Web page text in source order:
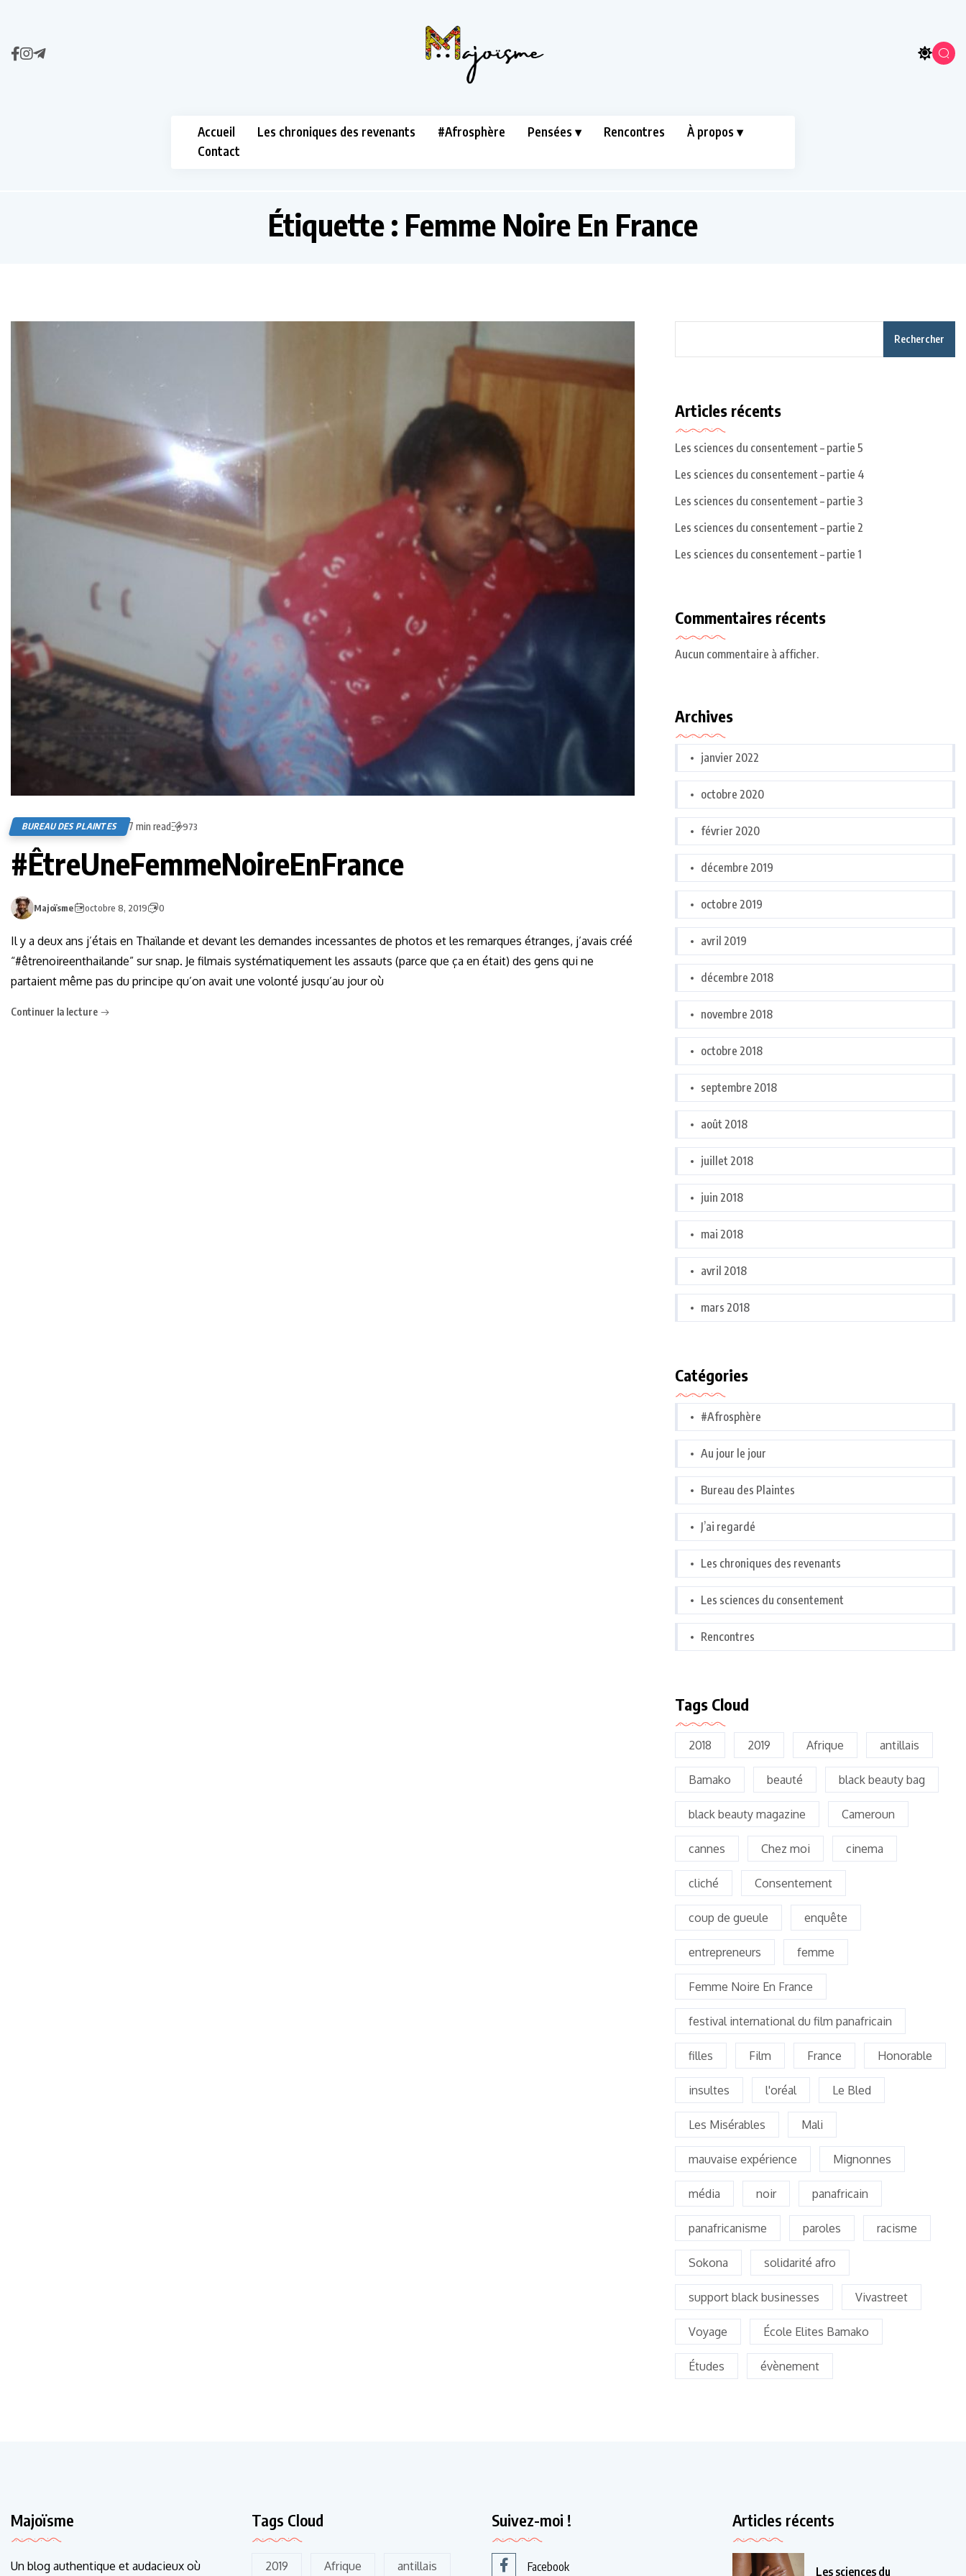
Accueil Les chroniques des revenants #Afrosphère Pensées ▾ Rencontres
À propos ▾
Contact
Étiquette : Femme Noire En France
BUREAU DES PLAINTES 7 min read 973
#ÊtreUneFemmeNoireEnFrance
Majoïsme octobre 8, 2019 0
Il y a deux ans j’étais en Thaïlande et devant les demandes incessantes de photos et les remarques étranges, j’avais créé
“#êtrenoireenthailande” sur snap. Je filmais systématiquement les assauts (parce que ça en était) des gens qui ne
partaient même pas du principe qu’on avait une volonté jusqu’au jour où
Continuer la lecture
Rechercher
Articles récents
Les sciences du consentement – partie 5
Les sciences du consentement – partie 4
Les sciences du consentement – partie 3
Les sciences du consentement – partie 2
Les sciences du consentement – partie 1
Commentaires récents
Aucun commentaire à afficher.
Archives
janvier 2022
octobre 2020
février 2020
décembre 2019
octobre 2019
avril 2019
décembre 2018
novembre 2018
octobre 2018
septembre 2018
août 2018
juillet 2018
juin 2018
mai 2018
avril 2018
mars 2018
Catégories
#Afrosphère
Au jour le jour
Bureau des Plaintes
J’ai regardé
Les chroniques des revenants
Les sciences du consentement
Rencontres
Tags Cloud
2018 2019 Afrique antillais
Bamako beauté black beauty bag
black beauty magazine Cameroun
cannes Chez moi cinema
cliché Consentement
coup de gueule enquête
entrepreneurs femme
Femme Noire En France
festival international du film panafricain
filles Film France Honorable
insultes l'oréal Le Bled
Les Misérables Mali
mauvaise expérience Mignonnes
média noir panafricain
panafricanisme paroles racisme
Sokona solidarité afro
support black businesses Vivastreet
Voyage École Elites Bamako
Études évènement
Majoïsme
Un blog authentique et audacieux où
Tags Cloud
2019 Afrique antillais
Suivez-moi !
Facebook
Articles récents
Les sciences du